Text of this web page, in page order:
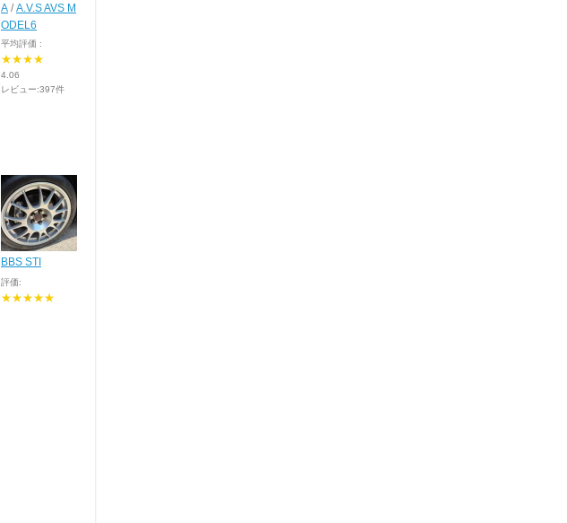
A /A.V.S AVS M
ODEL6
平均評価 :
★★★★
4.06
レビュー:397件
BBS STI
評価:
★★★★★